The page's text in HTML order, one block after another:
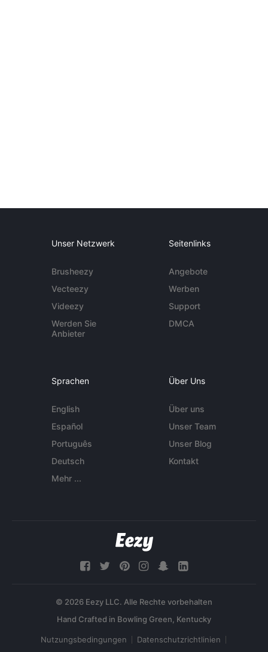
Unser Netzwerk
Brusheezy
Vecteezy
Videezy
Werden Sie
Anbieter
Seitenlinks
Angebote
Werben
Support
DMCA
Sprachen
English
Español
Português
Deutsch
Mehr ...
Über Uns
Über uns
Unser Team
Unser Blog
Kontakt
© 2026 Eezy LLC. Alle Rechte vorbehalten
Nutzungsbedingungen Datenschutzrichtlinien